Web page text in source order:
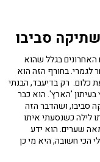
סביבו
בגלל שהוא
לגמרי. בחורף הזה הוא
כלום. רק בדיעבד, הבנתי
'הארץ'. הוא כבר
סביבו, ושהדבר הזה
לילה כשנסעתי איתו
שערים. הוא ידע
הכי חשובה, היא מי כן